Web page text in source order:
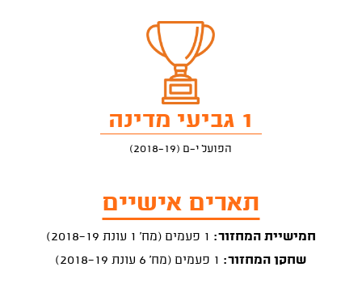
1 גביעי מדינה
הפועל י-ם (2018-19)
תארים אישיים
חמישיית המחזור:
שחקן המחזור: